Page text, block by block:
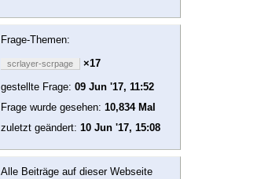
Frage-Themen:
scrlayer-scrpage
×17
gestellte Frage: 09 Jun '17, 11:52
Frage wurde gesehen: 10,834 Mal
zuletzt geändert: 10 Jun '17, 15:08
Alle Beiträge auf dieser Webseite